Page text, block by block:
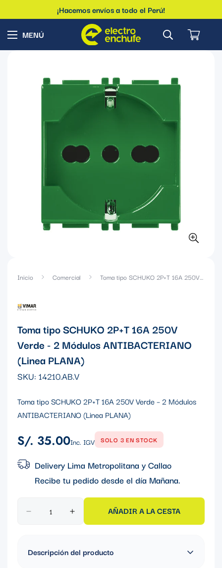
¡Hacemos envíos a todo el Perú!
Inicio Comercial Toma tipo SCHUKO 2P+T 16A 250V Verde - 2 Módulos ANTIBACTERIANO (Linea PLANA)
Toma tipo SCHUKO 2P+T 16A 250V
Verde - 2 Módulos ANTIBACTERIANO
(Linea PLANA)
SKU: 14210.AB.V
Toma tipo SCHUKO 2P+T 16A 250V Verde – 2 Módulos
ANTIBACTERIANO (Linea PLANA)
Precio
S/. 35.00Inc. IGV SOLO 3 EN STOCK
Delivery Lima Metropolitana y Callao
Recibe tu pedido desde el día Mañana.
AÑADIR A LA CESTA
Descripción del producto